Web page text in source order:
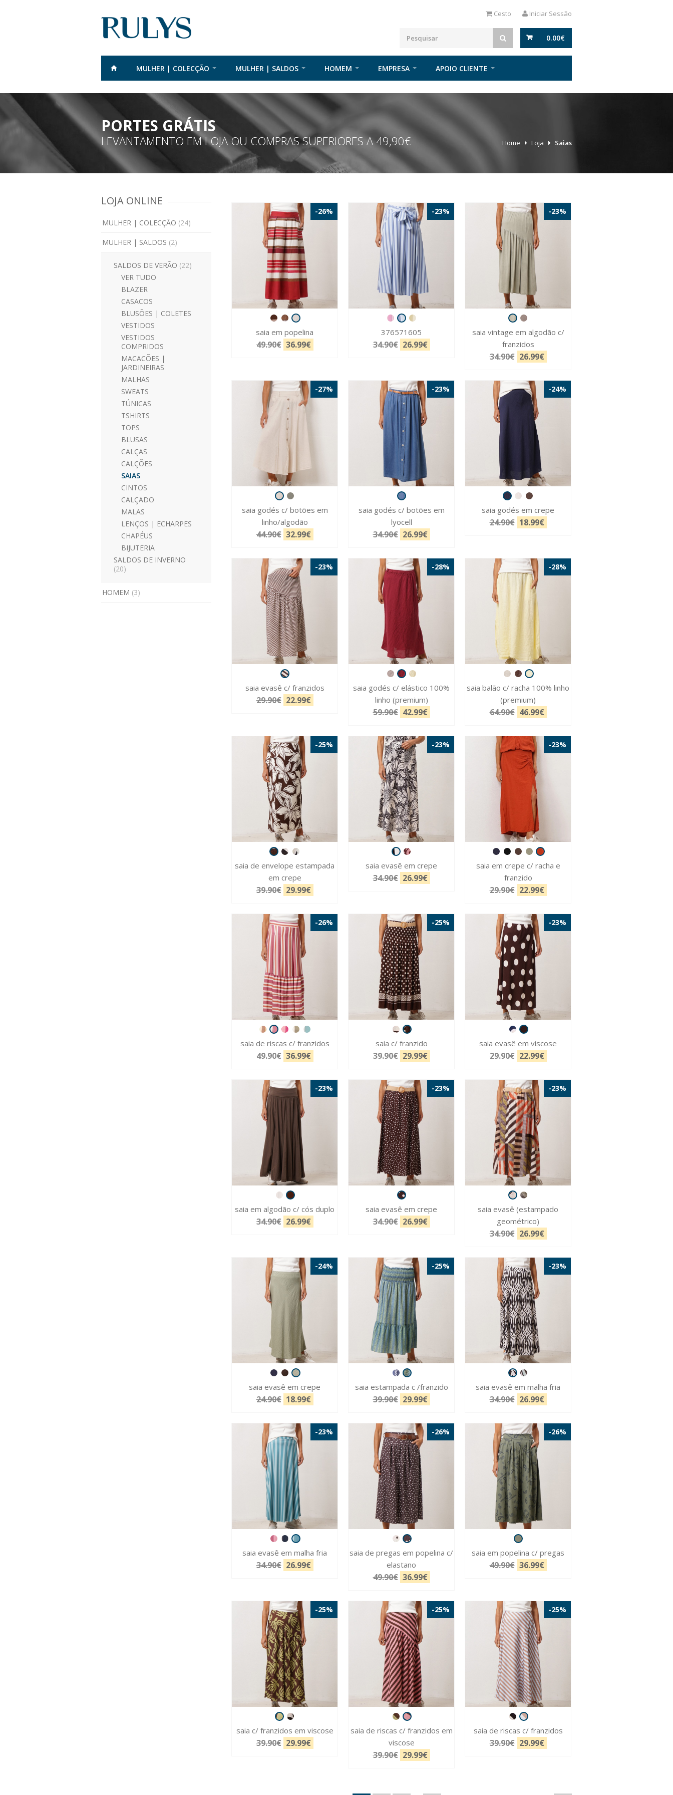
Cesto Iniciar Sessão
0.00€
MULHER | COLECÇÃO MULHER | SALDOS HOMEM EMPRESA APOIO CLIENTE
PORTES GRÁTIS
LEVANTAMENTO EM LOJA OU COMPRAS SUPERIORES A 49,90€ Home Loja Saias
LOJA ONLINE
MULHER | COLECÇÃO (24)
MULHER | SALDOS (2)
SALDOS DE VERÃO (22)
VER TUDO
BLAZER
CASACOS
BLUSÕES | COLETES
VESTIDOS
VESTIDOS
COMPRIDOS
MACACÕES |
JARDINEIRAS
MALHAS
SWEATS
TÚNICAS
TSHIRTS
TOPS
BLUSAS
CALÇAS
CALÇÕES
SAIAS
CINTOS
CALÇADO
MALAS
LENÇOS | ECHARPES
CHAPÉUS
BIJUTERIA
SALDOS DE INVERNO
(20)
HOMEM (3)
-26%
saia em popelina
49.90€ 36.99€
-23%
376571605
34.90€ 26.99€
-23%
saia vintage em algodão c/
franzidos
34.90€ 26.99€
-27%
saia godés c/ botões em
linho/algodão
44.90€ 32.99€
-23%
saia godés c/ botões em
lyocell
34.90€ 26.99€
-24%
saia godés em crepe
24.90€ 18.99€
-23%
saia evasê c/ franzidos
29.90€ 22.99€
-28%
saia godés c/ elástico 100%
linho (premium)
59.90€ 42.99€
-28%
saia balão c/ racha 100% linho
(premium)
64.90€ 46.99€
-25%
saia de envelope estampada
em crepe
39.90€ 29.99€
-23%
saia evasê em crepe
34.90€ 26.99€
-23%
saia em crepe c/ racha e
franzido
29.90€ 22.99€
-26%
saia de riscas c/ franzidos
49.90€ 36.99€
-25%
saia c/ franzido
39.90€ 29.99€
-23%
saia evasê em viscose
29.90€ 22.99€
-23%
saia em algodão c/ cós duplo
34.90€ 26.99€
-23%
saia evasê em crepe
34.90€ 26.99€
-23%
saia evasê (estampado
geométrico)
34.90€ 26.99€
-24%
saia evasê em crepe
24.90€ 18.99€
-25%
saia estampada c /franzido
39.90€ 29.99€
-23%
saia evasê em malha fria
34.90€ 26.99€
-23%
saia evasê em malha fria
34.90€ 26.99€
-26%
saia de pregas em popelina c/
elastano
49.90€ 36.99€
-26%
saia em popelina c/ pregas
49.90€ 36.99€
-25%
saia c/ franzidos em viscose
39.90€ 29.99€
-25%
saia de riscas c/ franzidos em
viscose
39.90€ 29.99€
-25%
saia de riscas c/ franzidos
39.90€ 29.99€